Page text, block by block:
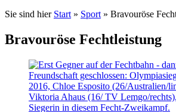
Sie sind hier Start » Sport » Bravouröse
Bravouröse Fechtleistung